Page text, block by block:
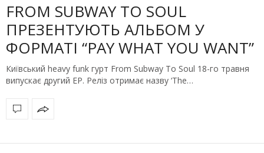
FROM SUBWAY TO SOUL
ПРЕЗЕНТУЮТЬ АЛЬБОМ У
ФОРМАТІ “PAY WHAT YOU WANT”
Київський heavy funk гурт From Subway To Soul 18-го травня
випускає другий EP. Реліз отримає назву ‘The…